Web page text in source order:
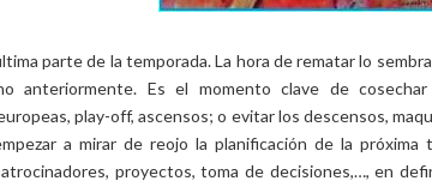
parte de la temporada. La hora de rematar lo
anteriormente. Es el momento clave de
play-off, ascensos; o evitar los descensos,
a mirar de reojo la planificación de la próxima
proyectos, toma de decisiones,…, en